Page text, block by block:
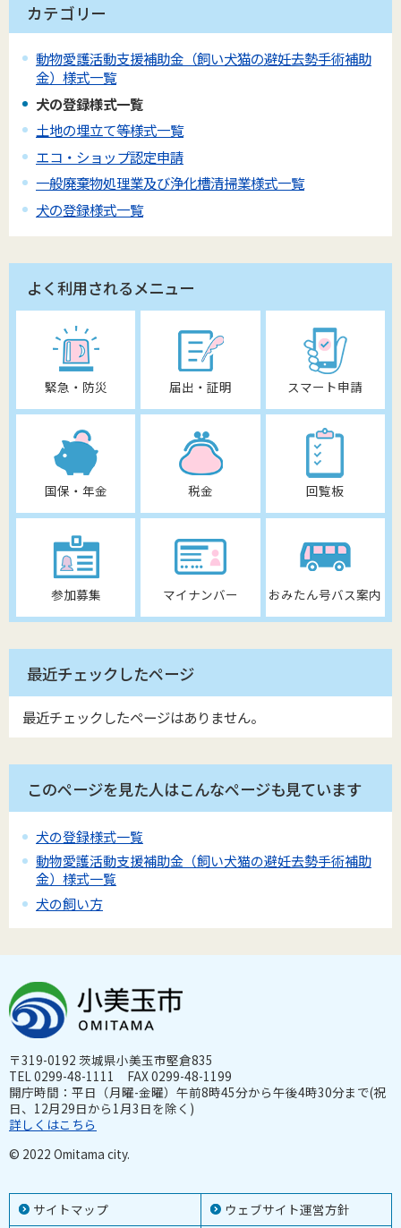
カテゴリー
動物愛護活動支援補助金（飼い犬猫の避妊去勢手術補助
金）様式一覧
犬の登録様式一覧
土地の埋立て等様式一覧
エコ・ショップ認定申請
一般廃棄物処理業及び浄化槽清掃業様式一覧
犬の登録様式一覧
よく利用されるメニュー
緊急・防災 届出・証明 スマート申請
国保・年金 税金 回覧板
参加募集 マイナンバー おみたん号バス案内
最近チェックしたページ
最近チェックしたページはありません。
このページを見た人はこんなページも見ています
犬の登録様式一覧
動物愛護活動支援補助金（飼い犬猫の避妊去勢手術補助
金）様式一覧
犬の飼い方
サイトマップ ウェブサイト運営方針
〒319-0192 茨城県小美玉市堅倉835
TEL 0299-48-1111 FAX 0299-48-1199
開庁時間：平日（月曜-金曜）午前8時45分から午後4時30分まで(祝
日、12月29日から1月3日を除く)
詳しくはこちら
© 2022 Omitama city.